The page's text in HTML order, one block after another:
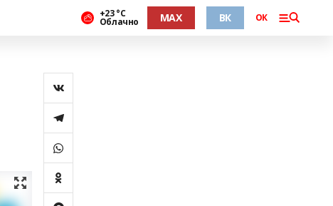
+23 °С
Облачно MAX ВК ОК